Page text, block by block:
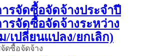
รจัดซื้อจัดจ้างประจำปี
รจัดซื้อจัดจ้างระหว่าง
/เปลี่ยนแปลง/ยกเลิก)
ดซื้อจัดจ้าง